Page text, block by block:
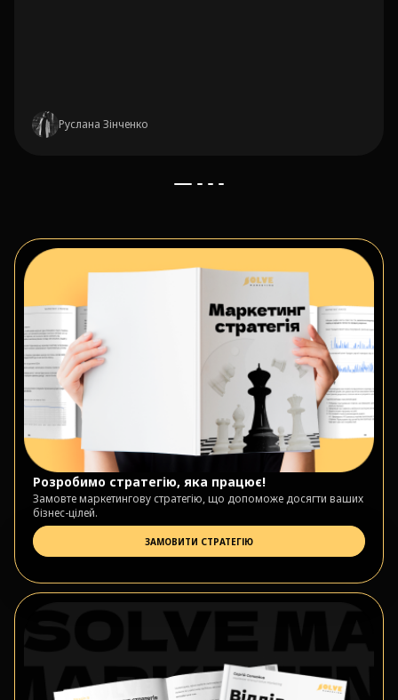
Руслана Зінченко
Розробимо стратегію, яка працює!
Замовте маркетингову стратегію, що допоможе досягти ваших
бізнес-цілей.
ЗАМОВИТИ СТРАТЕГІЮ